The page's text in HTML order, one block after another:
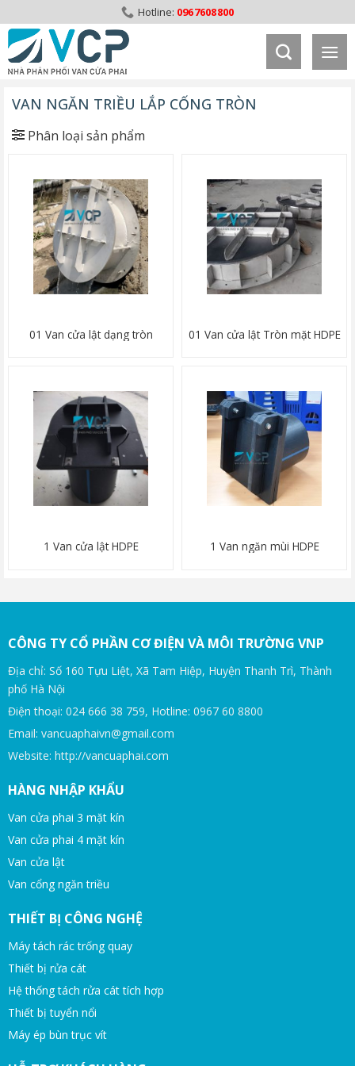
to
content
0967608800
VAN NGĂN TRIỀU LẮP CỐNG TRÒN
Phân loại sản phẩm
01 Van cửa lật dạng tròn 01 Van cửa lật Tròn mặt HDPE
1 Van cửa lật HDPE 1 Van ngăn mùi HDPE
CÔNG TY CỔ PHẦN CƠ ĐIỆN VÀ MÔI TRƯỜNG VNP
Địa chỉ: Số 160 Tựu Liệt, Xã Tam Hiệp, Huyện Thanh Trì, Thành
phố Hà Nội
Điện thoại: 024 666 38 759, Hotline: 0967 60 8800
Email: vancuaphaivn@gmail.com
Website: http://vancuaphai.com
HÀNG NHẬP KHẨU
Van cửa phai 3 mặt kín
Van cửa phai 4 mặt kín
Van cửa lật
Van cổng ngăn triều
THIẾT BỊ CÔNG NGHỆ
Máy tách rác trống quay
Thiết bị rửa cát
Hệ thống tách rửa cát tích hợp
Thiết bị tuyển nổi
Máy ép bùn trục vít